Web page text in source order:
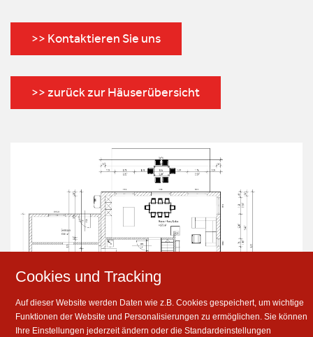
Cookies und Tracking
Auf dieser Website werden Daten wie z.B. Cookies gespeichert, um wichtige
Funktionen der Website und Personalisierungen zu ermöglichen. Sie können
Ihre Einstellungen jederzeit ändern oder die Standardeinstellungen
>> Kontaktieren Sie uns
>> zurück zur Häuserübersicht